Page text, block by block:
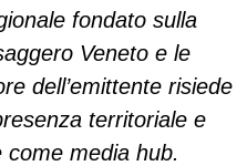
fondato sulla
Veneto e le
dell’emittente risiede
territoriale e
media hub.